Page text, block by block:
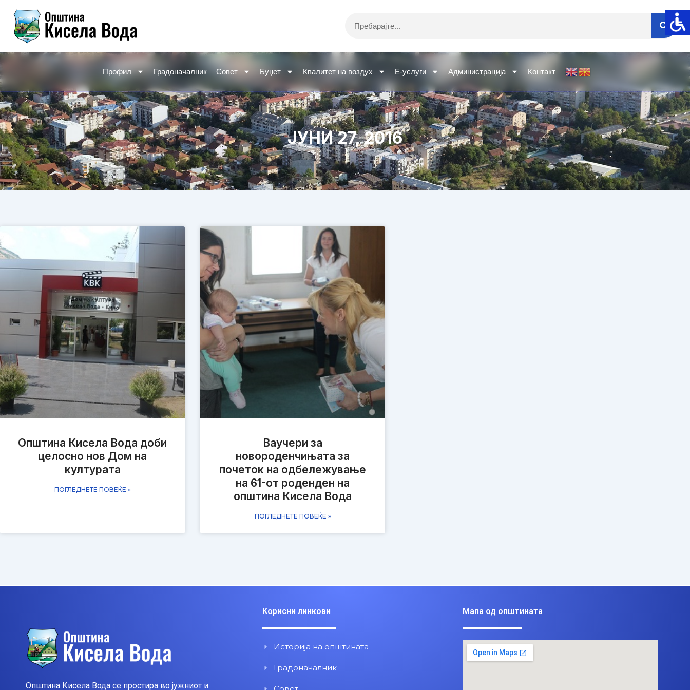
content
Профил Градоначалник Совет Буџет Квалитет на воздух Е-услуги Администрација Контакт
ЈУНИ 27, 2016
Општина Кисела Вода доби
целосно нов Дом на
културата
ПОГЛЕДНЕТЕ ПОВЕЌЕ »
Ваучери за
новороденчињата за
почеток на одбележување
на 61-от роденден на
општина Кисела Вода
ПОГЛЕДНЕТЕ ПОВЕЌЕ »
Општина Кисела Вода се простира во јужниот и
Корисни линкови
Историја на општината
Градоначалник
Мапа од општината